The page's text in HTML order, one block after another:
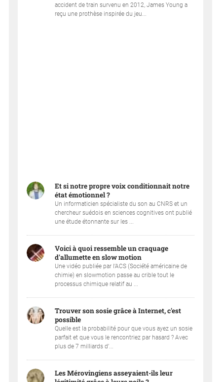
accident de train survenu en 2012, James Young a
reçu une prothèse inspirée du jeu...
Et si notre propre voix conditionnait notre
état émotionnel ?
Un informaticien spécialiste du son au CNRS et un
chercheur suédois en sciences cognitives ont publié
une étude étonnante sur les ...
Voici à quoi ressemble un craquage
d'allumette en slow motion
Une vidéo publiée par l’ACS (Société américaine de
chimie) en slowmotion passe au crible tout le
processus chimique relatif au ...
Trouver son sosie grâce à Internet, c'est
possible
Quelle est la probabilité pour que vous ayez un sosie
parfait et que vous le rencontriez par hasard ? Avec
plus de 7 milliards d’...
Les Mérovingiens asseyaient-ils leur